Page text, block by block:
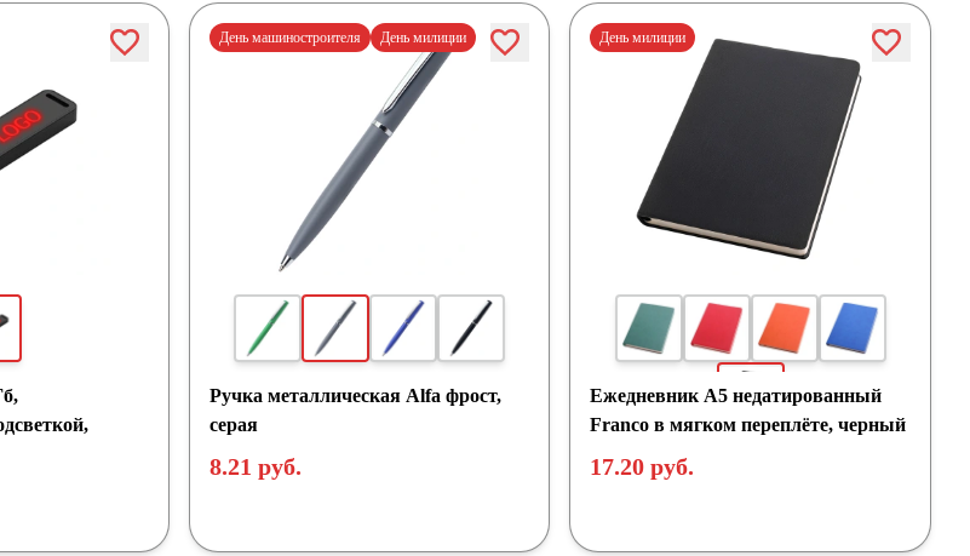
День машиностроителя День милиции
Ручка металлическая Alfa фрост,
серая
8.21 руб.
День милиции
Ежедневник A5 недатированный
Franco в мягком переплёте, черный
17.20 руб.